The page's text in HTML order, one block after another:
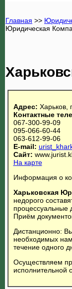
Главная >>
Юридическая
Адрес: Харьков,
Контактные
067-300-99-09
095-066-60-44
063-612-99-06
E-mail:
Сайт:
На карте
Информация о
Харьковская
недорого
процессуальные
Приём
Дистанционно:
необходимых
течение одного
Осуществляем
исполнительной